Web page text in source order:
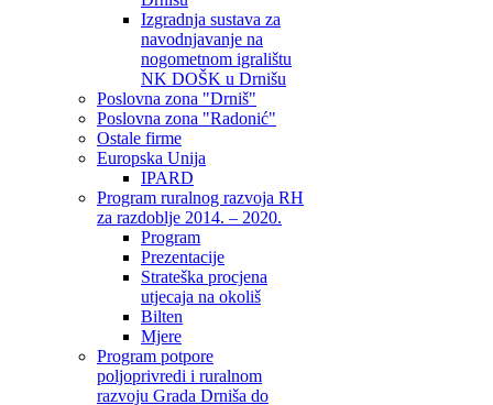
Izgradnja sustava za
navodnjavanje na
nogometnom igralištu
NK DOŠK u Drnišu
Poslovna zona "Drniš"
Poslovna zona "Radonić"
Ostale firme
Europska Unija
IPARD
Program ruralnog razvoja RH
za razdoblje 2014. – 2020.
Program
Prezentacije
Strateška procjena
utjecaja na okoliš
Bilten
Mjere
Program potpore
poljoprivredi i ruralnom
razvoju Grada Drniša do